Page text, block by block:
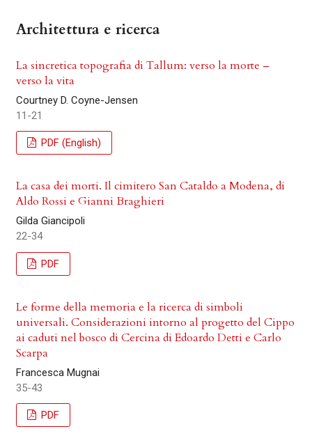
Architettura e ricerca
La sincretica topografia di Tallum: verso la morte –
verso la vita
Courtney D. Coyne-Jensen
11-21
PDF (English)
La casa dei morti. Il cimitero San Cataldo a Modena, di
Aldo Rossi e Gianni Braghieri
Gilda Giancipoli
22-34
PDF
Le forme della memoria e la ricerca di simboli
universali. Considerazioni intorno al progetto del Cippo
ai caduti nel bosco di Cercina di Edoardo Detti e Carlo
Scarpa
Francesca Mugnai
35-43
PDF